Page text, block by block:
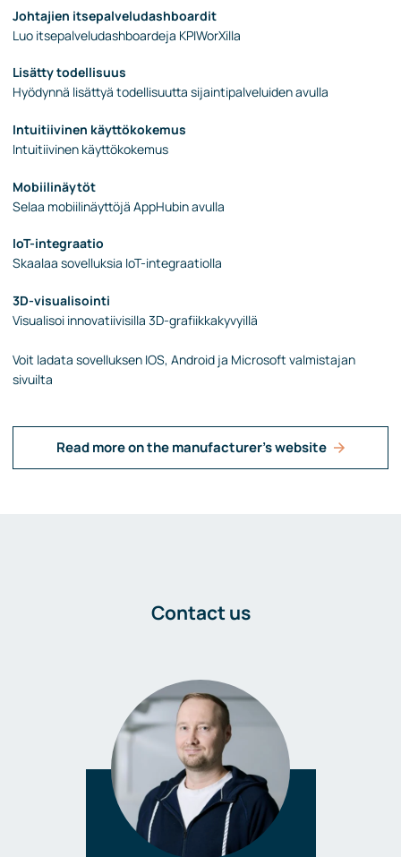
Johtajien itsepalveludashboardit
Luo itsepalveludashboardeja KPIWorXilla
Lisätty todellisuus
Hyödynnä lisättyä todellisuutta sijaintipalveluiden avulla
Intuitiivinen käyttökokemus
Intuitiivinen käyttökokemus
Mobiilinäytöt
Selaa mobiilinäyttöjä AppHubin avulla
IoT-integraatio
Skaalaa sovelluksia IoT-integraatiolla
3D-visualisointi
Visualisoi innovatiivisilla 3D-grafiikkakyvyillä
Voit ladata sovelluksen IOS, Android ja Microsoft valmistajan
sivuilta
Read more on the manufacturer's website
Contact us